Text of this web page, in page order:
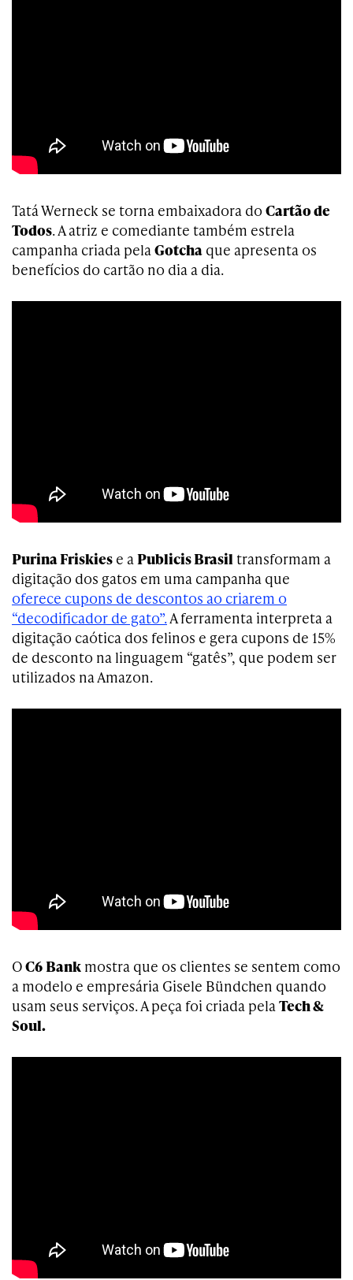
Tatá Werneck se torna embaixadora do Cartão de
Todos. A atriz e comediante também estrela
campanha criada pela Gotcha que apresenta os
benefícios do cartão no dia a dia.
Purina Friskies e a Publicis Brasil transformam a
digitação dos gatos em uma campanha que
oferece cupons de descontos ao criarem o
“decodificador de gato”.A ferramenta interpreta a
digitação caótica dos felinos e gera cupons de 15%
de desconto na linguagem “gatês”, que podem ser
utilizados na Amazon.
OC6Bank mostra que os clientes se sentem como
a modelo e empresária Gisele Bündchen quando
usam seus serviços. A peça foi criada pela Tech &
Soul.